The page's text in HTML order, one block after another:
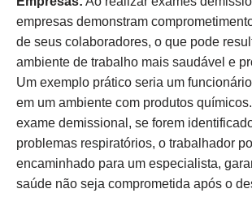
empresas demonstram
de seus colaboradores, o que pode
ambiente de trabalho mais saudável e
Um exemplo prático seria um
em um ambiente com produtos
exame demissional, se forem
problemas respiratórios, o trabalhador
encaminhado para um especialista,
saúde não seja comprometida após o